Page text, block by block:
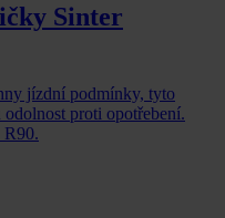
Sinter
jízdní podmínky, tyto
proti opotřebení.
R90.